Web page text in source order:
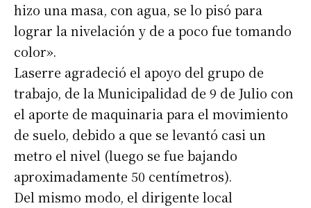
hizo una masa, con agua, se lo pisó para
lograr la nivelación y de a poco fue tomando
color».
Laserre agradeció el apoyo del grupo de
trabajo, de la Municipalidad de 9 de Julio con
el aporte de maquinaria para el movimiento
de suelo, debido a que se levantó casi un
metro el nivel (luego se fue bajando
aproximadamente 50 centímetros).
Del mismo modo, el dirigente local